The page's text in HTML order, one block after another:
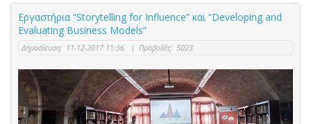
Εργαστήρια “Storytelling for Influence” και “Developing and
Evaluating Business Models”
Δημοσίευση: 11-12-2017 11:36 | Προβολές: 5023